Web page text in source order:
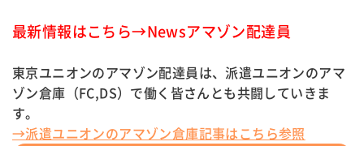
最新情報はこちら→Newsアマゾン配達員
東京ユニオンのアマゾン配達員は、派遣ユニオンのアマ
ゾン倉庫（FC,DS）で働く皆さんとも共闘していきま
す。
→派遣ユニオンのアマゾン倉庫記事はこちら参照